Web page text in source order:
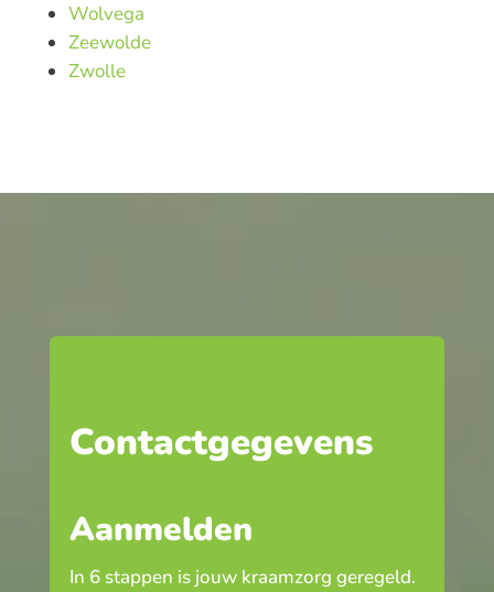
Wolvega
Zeewolde
Zwolle
Contactgegevens
Aanmelden
In 6 stappen is jouw kraamzorg geregeld.